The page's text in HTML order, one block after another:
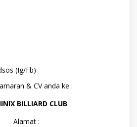
(Ig/Fb)
& CV anda ke :
BILLIARD CLUB
Alamat :